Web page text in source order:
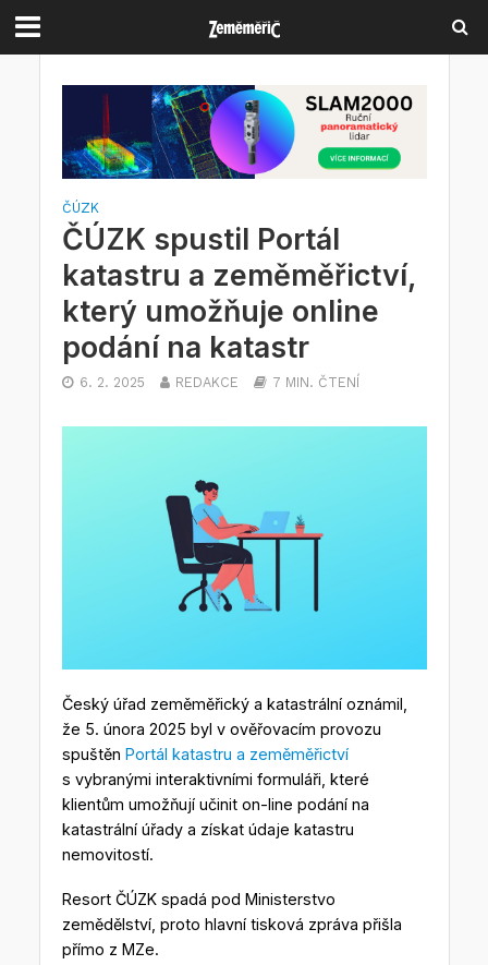
ČÚZK
ČÚZK spustil Portál
katastru a zeměměřictví,
který umožňuje online
podání na katastr
6. 2. 2025 REDAKCE 7 MIN. ČTENÍ
Český úřad zeměměřický a katastrální oznámil,
že 5. února 2025 byl v ověřovacím provozu
spuštěn Portál katastru a zeměměřictví
s vybranými interaktivními formuláři, které
klientům umožňují učinit on-line podání na
katastrální úřady a získat údaje katastru
nemovitostí.
Resort ČÚZK spadá pod Ministerstvo
zemědělství, proto hlavní tisková zpráva přišla
přímo z MZe.